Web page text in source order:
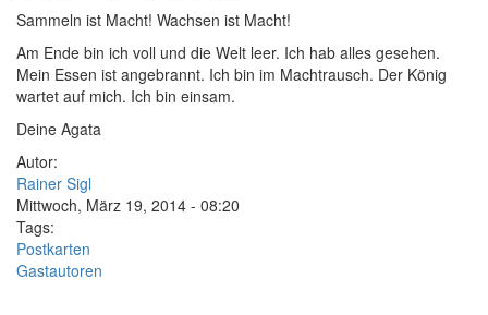
Sammeln ist Macht! Wachsen ist Macht!
Am Ende bin ich voll und die Welt leer. Ich hab alles gesehen.
Mein Essen ist angebrannt. Ich bin im Machtrausch. Der König
wartet auf mich. Ich bin einsam.
Deine Agata
Autor:
Rainer Sigl
Mittwoch, März 19, 2014 - 08:20
Tags:
Postkarten
Gastautoren